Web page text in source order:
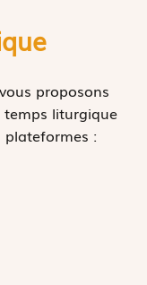
proposons
liturgique
: